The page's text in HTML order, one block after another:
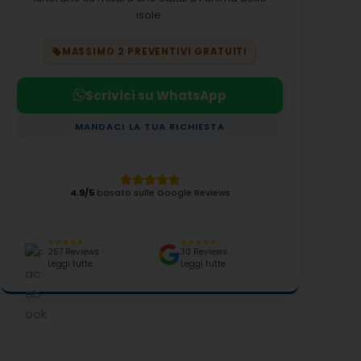
isole.
MASSIMO 2 PREVENTIVI GRATUITI
Scrivici su WhatsApp
MANDACI LA TUA RICHIESTA
4.9/5basato sulle Google Reviews
★★★★★
257 Reviews
Leggi tutte
★★★★★
30 Reviews
Leggi tutte